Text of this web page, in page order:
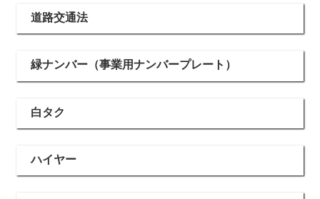
道路交通法
緑ナンバー（事業用ナンバープレート）
白タク
ハイヤー